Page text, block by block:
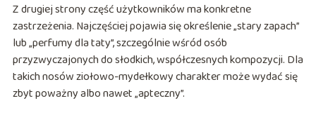
Z drugiej strony część użytkowników ma konkretne
zastrzeżenia. Najczęściej pojawia się określenie „stary zapach”
lub „perfumy dla taty”, szczególnie wśród osób
przyzwyczajonych do słodkich, współczesnych kompozycji. Dla
takich nosów ziołowo-mydełkowy charakter może wydać się
zbyt poważny albo nawet „apteczny”.